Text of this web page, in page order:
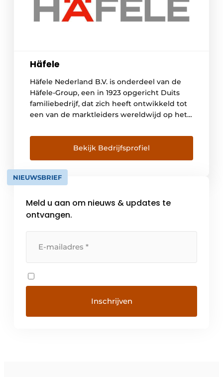
Häfele
Häfele Nederland B.V. is onderdeel van de
Häfele-Group, een in 1923 opgericht Duits
familiebedrijf, dat zich heeft ontwikkeld tot
een van de marktleiders wereldwijd op het
Wereldwijd staan we voor je klaar met meer
dan 8.100 medewerkers in meer dan 150
landen en 38 dochterondernemingen.
Häfele Nederland B.V., gevestigd in […]
Bekijk Bedrijfsprofiel
NIEUWSBRIEF
Meld u aan om nieuws & updates te
ontvangen.